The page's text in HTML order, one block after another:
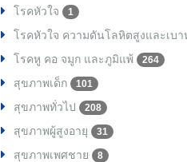
โรคหัวใจ 1
โรคหัวใจ ความดันโลหิตสูงและเบา
โรคหู คอ จมูก และภูมิแพ้ 264
สุขภาพเด็ก 101
สุขภาพทั่วไป 208
สุขภาพผู้สูงอายุ 31
สุขภาพเพศชาย 8